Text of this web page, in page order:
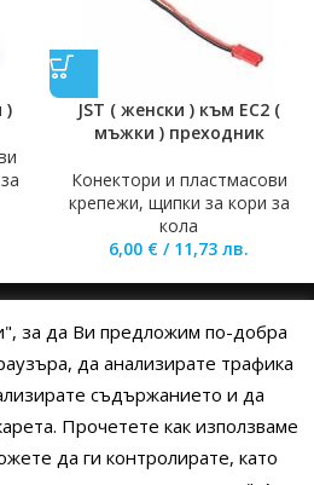
)
JST ( женски ) към EC2 (
мъжки ) преходник
Конектори и пластмасови
крепежи, щипки за кори за
кола
6,00 € / 11,73 лв.
УСЛОВИЯ И ПРАВИЛА
ПОЛИТИКА ЗА ПОВЕРИТЕЛНОСТ
за да Ви предложим по-добра
да анализирате трафика
съдържанието и да
Прочетете как използваме
да ги контролирате, като